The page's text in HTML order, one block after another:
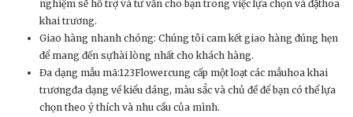
nghiệm sẽ hỗ trợ và tư vấn cho bạn trong việc lựa chọn và đặthoa
khai trương.
Giao hàng nhanh chóng: Chúng tôi cam kết giao hàng đúng hẹn
để mang đến sựhài lòng nhất cho khách hàng.
Đa dạng mẫu mã:123Flowercung cấp một loạt các mẫuhoa khai
trươngđa dạng về kiểu dáng, màu sắc và chủ đề để bạn có thể lựa
chọn theo ý thích và nhu cầu của mình.